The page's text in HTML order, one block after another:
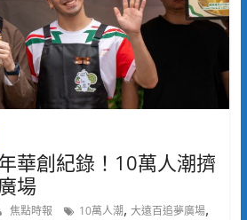
華創紀錄！10萬人潮擠
場
焦點時報 10萬人潮, 大遠百追夢廣場,